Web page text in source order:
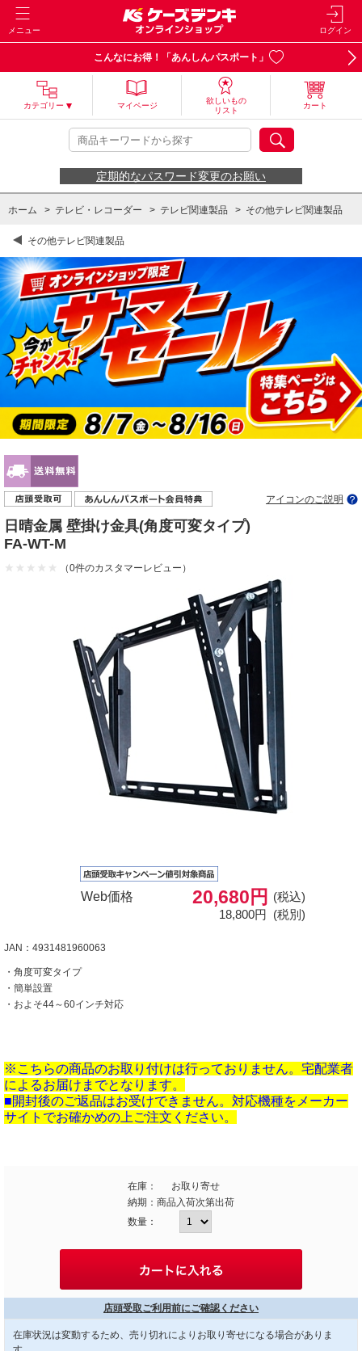
メニュー ログイン
こんなにお得！「あんしんパスポート」
カテゴリー マイページ
欲しいもの
リスト
カート
定期的なパスワード変更のお願い
ホーム > テレビ・レコーダー > テレビ関連製品 > その他テレビ関連製品
その他テレビ関連製品
アイコンのご説明
日晴金属 壁掛け金具(角度可変タイプ)
FA-WT-M
（0件のカスタマーレビュー）
Web価格 20,680円
(税込)
18,800円 (税別)
JAN：4931481960063
・角度可変タイプ
・簡単設置
・およそ44～60インチ対応
※こちらの商品のお取り付けは行っておりません。宅配業者
によるお届けまでとなります。
■開封後のご返品はお受けできません。対応機種をメーカー
サイトでお確かめの上ご注文ください。
在庫：
お取り寄せ
納期： 商品入荷次第出荷
数量：
店頭受取ご利用前にご確認ください
在庫状況は変動するため、売り切れによりお取り寄せになる場合がありま